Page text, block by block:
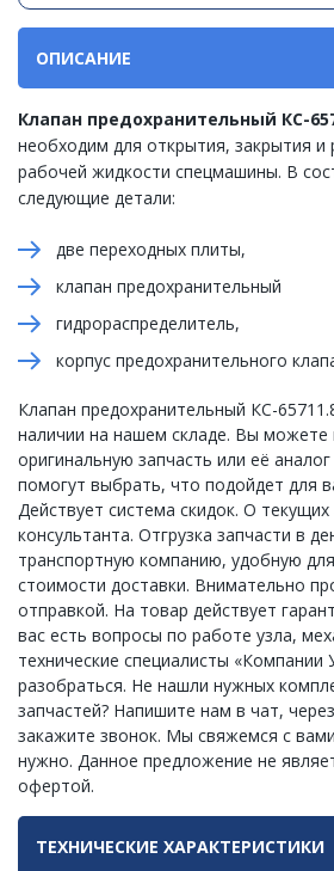
ОПИСАНИЕ
Клапан предохранительный КС-
необходим для открытия, закрытия и
рабочей жидкости спецмашины. В
следующие детали:
две переходных плиты,
клапан предохранительный
гидрораспределитель,
корпус предохранительного
Клапан предохранительный КС-
наличии на нашем складе. Вы можете
оригинальную запчасть или её
помогут выбрать, что подойдет для
Действует система скидок. О текущих
консультанта. Отгрузка запчасти в
транспортную компанию, удобную
стоимости доставки. Внимательно
отправкой. На товар действует
вас есть вопросы по работе узла,
технические специалисты
разобраться. Не нашли нужных
запчастей? Напишите нам в чат,
закажите звонок. Мы свяжемся с
нужно. Данное предложение не
офертой.
ТЕХНИЧЕСКИЕ ХАРАКТЕРИСТИКИ